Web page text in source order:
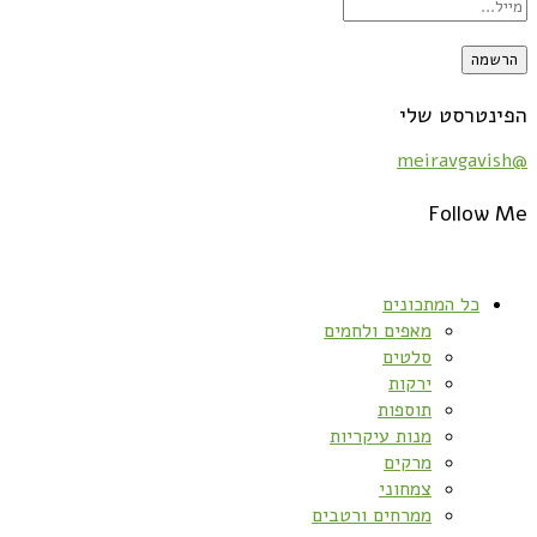
הפינטרסט שלי
@meiravgavish
Follow Me
כל המתכונים
מאפים ולחמים
סלטים
ירקות
תוספות
מנות עיקריות
מרקים
צמחוני
ממרחים ורטבים